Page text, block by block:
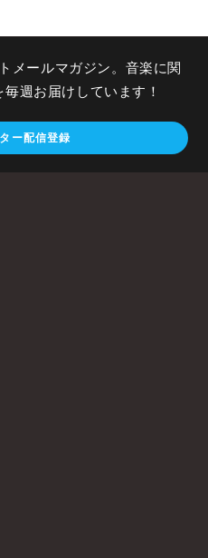
メールマガジン。音楽に関
週お届けしています！
ー配信登録